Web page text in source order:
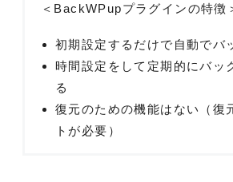
＜BackWPupプラグインの特徴
初期設定するだけで自動でバ
時間設定をして定期的にバッ
る
復元のための機能はない（復
トが必要）